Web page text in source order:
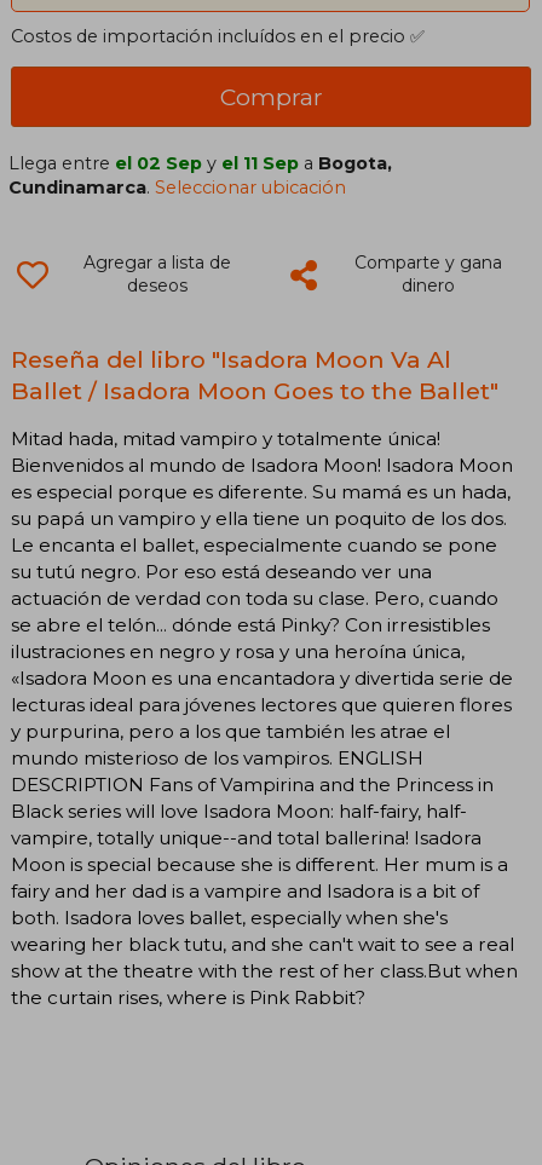
Costos de importación incluídos en el precio ✅
Comprar
Llega entre el 02 Sep y el 11 Sep a Bogota,
Cundinamarca.Seleccionar ubicación
Agregar a lista de
deseos
Comparte y gana
dinero
Reseña del libro "Isadora Moon Va Al
Ballet / Isadora Moon Goes to the Ballet"
Mitad hada, mitad vampiro y totalmente única!
Bienvenidos al mundo de Isadora Moon! Isadora Moon
es especial porque es diferente. Su mamá es un hada,
su papá un vampiro y ella tiene un poquito de los dos.
Le encanta el ballet, especialmente cuando se pone
su tutú negro. Por eso está deseando ver una
actuación de verdad con toda su clase. Pero, cuando
se abre el telón... dónde está Pinky? Con irresistibles
ilustraciones en negro y rosa y una heroína única,
«Isadora Moon es una encantadora y divertida serie de
lecturas ideal para jóvenes lectores que quieren flores
y purpurina, pero a los que también les atrae el
mundo misterioso de los vampiros. ENGLISH
DESCRIPTION Fans of Vampirina and the Princess in
Black series will love Isadora Moon: half-fairy, half-
vampire, totally unique--and total ballerina! Isadora
Moon is special because she is different. Her mum is a
fairy and her dad is a vampire and Isadora is a bit of
both. Isadora loves ballet, especially when she's
wearing her black tutu, and she can't wait to see a real
show at the theatre with the rest of her class.But when
the curtain rises, where is Pink Rabbit?